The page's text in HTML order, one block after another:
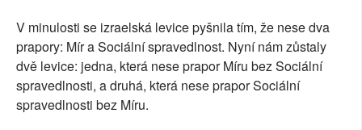
V minulosti se izraelská levice pyšnila tím, že nese dva
prapory: Mír a Sociální spravedlnost. Nyní nám zůstaly
dvě levice: jedna, která nese prapor Míru bez Sociální
spravedlnosti, a druhá, která nese prapor Sociální
spravedlnosti bez Míru.